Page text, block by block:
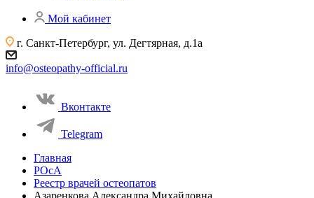
Мой кабинет
г. Санкт-Петербург, ул. Дегтярная, д.1а
info@osteopathy-official.ru
Вконтакте
Telegram
Главная
РОсА
Реестр врачей остеопатов
Азаренкова Александра Михайловна